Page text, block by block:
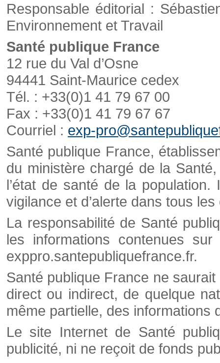
Responsable éditorial :
Environnement et Travail
Santé publique France
12 rue du Val d’Osne
94441 Saint-Maurice cedex
Tél. : +33(0)1 41 79 67 00
Fax : +33(0)1 41 79 67 67
Courriel : exp-
Santé publique France,
du ministère chargé de la
l’état de santé de la
vigilance et d’alerte dans tous
La responsabilité de Santé
les informations contenues
exppro.santepubliquefrance.fr.
Santé publique France ne
direct ou indirect, de quelque
même partielle, des informations
Le site Internet de Santé
publicité, ni ne reçoit de fonds